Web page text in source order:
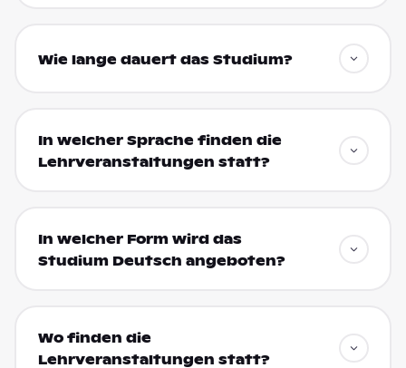
Wie lange dauert das Studium?
In welcher Sprache finden die
Lehrveranstaltungen statt?
In welcher Form wird das
Studium Deutsch angeboten?
Wo finden die
Lehrveranstaltungen statt?